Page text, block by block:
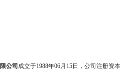
公司 成立于1988年06月15日，公司注册资本